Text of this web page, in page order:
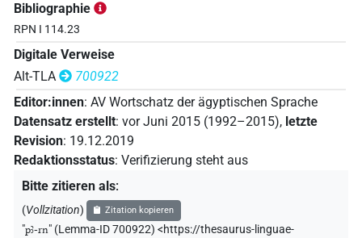
Bibliographie
RPN I 114.23
Digitale Verweise
Alt-TLA
700922
Editor:innen: AV Wortschatz der ägyptischen Sprache
Datensatz erstellt: vor Juni 2015 (1992–2015), letzte
Revision: 19.12.2019
Redaktionsstatus: Verifizierung steht aus
Bitte zitieren als:
(Vollzitation) Zitation kopieren
"pꜣ-rn" (Lemma-ID 700922) <https://thesaurus-linguae-